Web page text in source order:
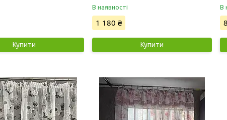
Купити
В наявності
1 180 ₴
Купити
В